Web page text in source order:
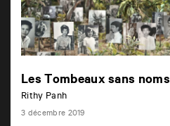
Les Tombeaux sans noms
Rithy Panh
3 décembre 2019